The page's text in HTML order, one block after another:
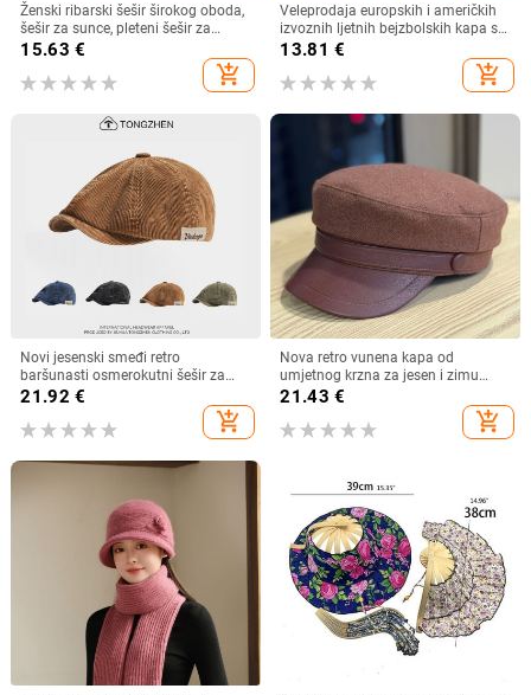
Ženski ribarski šešir širokog oboda,
šešir za sunce, pleteni šešir za
sunce, šešir za odmor na plaži, šešir
15.63 €
add_shopping_cart
Veleprodaja europskih i američkih
izvoznih ljetnih bejzbolskih kapa s
vezicom na leđima, vanjski šešir,
13.81 €
add_shopping_cart
Novi jesenski smeđi retro
baršunasti osmerokutni šešir za
muškarce i žene, nošen unatrag s
beretkom, univerzalni šešir u jednoj
boji za jesen i zimu
21.92 €
add_shopping_cart
Nova retro vunena kapa od
umjetnog krzna za jesen i zimu
2025. za žene, britanski
osmerokutni ravni cilindar za
književna putovanja
21.43 €
add_shopping_cart